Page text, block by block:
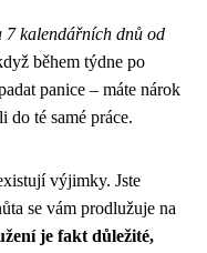
7 kalendářních dnů od
během týdne po
panice – máte nárok
do té samé práce.
výjimky. Jste
se vám prodlužuje na
je fakt důležité,